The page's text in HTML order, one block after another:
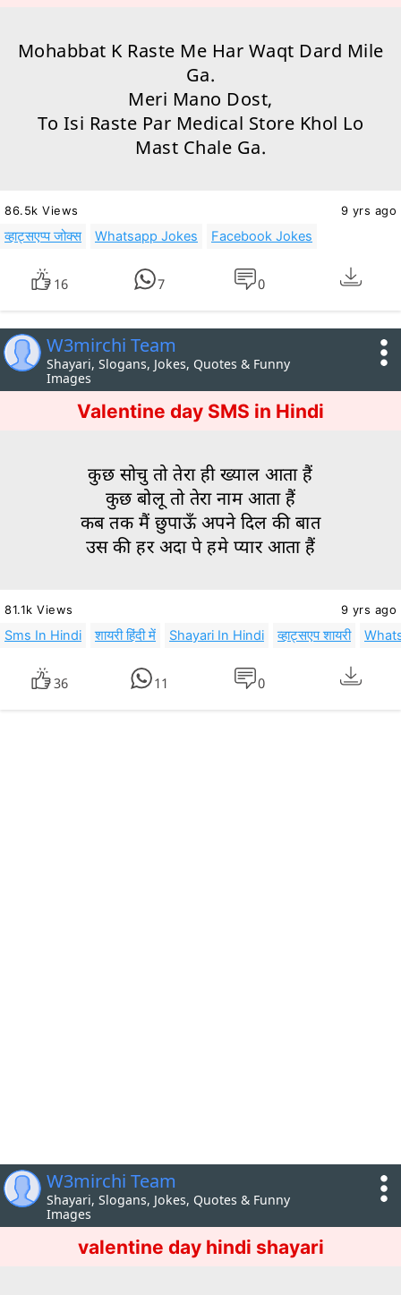
Mohabbat K Raste Me Har Waqt Dard Mile
Ga.
Meri Mano Dost,
To Isi Raste Par Medical Store Khol Lo
Mast Chale Ga.
86.5k Views 9 yrs ago
व्हाट्सएप्प जोक्स Whatsapp Jokes Facebook Jokes
16 7 0
W3mirchi Team
Shayari, Slogans, Jokes, Quotes & Funny
Images
Valentine day SMS in Hindi
कुछ सोचु तो तेरा ही ख्याल आता हैं
कुछ बोलू तो तेरा नाम आता हैं
कब तक मैं छुपाऊँ अपने दिल की बात
उस की हर अदा पे हमे प्यार आता हैं
81.1k Views 9 yrs ago
Sms In Hindi शायरी हिंदी में Shayari In Hindi व्हाट्सएप शायरी
36 11 0
W3mirchi Team
Shayari, Slogans, Jokes, Quotes & Funny
Images
valentine day hindi shayari